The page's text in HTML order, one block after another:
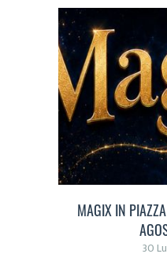
MAGIX IN
30